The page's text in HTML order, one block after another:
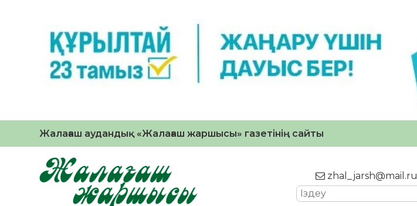
Жалағаш аудандық «Жалағаш жаршысы» газетінің сайты
zhal_jarsh@mail.ru